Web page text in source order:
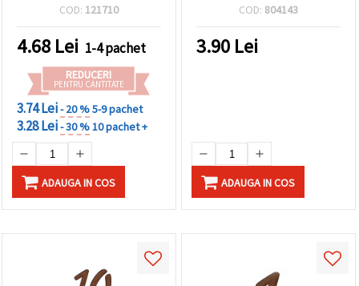
COD: 121710
4.68 Lei 1-4 pachet
REDUCERI
PENTRU CANTITATE
3.74 Lei- 20 %5-9 pachet
3.28 Lei- 30 %10 pachet +
ADAUGA IN COS
COD: 804143
3.90 Lei
ADAUGA IN COS